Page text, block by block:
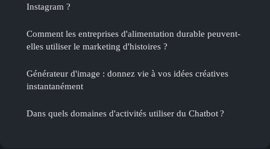
Instagram ?
Comment les entreprises d'alimentation durable peuvent-
elles utiliser le marketing d'histoires ?
Générateur d'image : donnez vie à vos idées créatives
instantanément
Dans quels domaines d'activités utiliser du Chatbot ?